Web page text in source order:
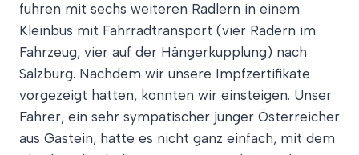
fuhren mit sechs weiteren Radlern in einem
Kleinbus mit Fahrradtransport (vier Rädern im
Fahrzeug, vier auf der Hängerkupplung) nach
Salzburg. Nachdem wir unsere Impfzertifikate
vorgezeigt hatten, konnten wir einsteigen. Unser
Fahrer, ein sehr sympatischer junger Österreicher
aus Gastein, hatte es nicht ganz einfach, mit dem